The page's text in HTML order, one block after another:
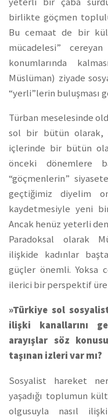
birlikte göçmen
Bu cemaat de bir kül
mücadelesi”
konumlarında
Müslüman) ziyade
“yerli”lerin buluşması
Türban meselesinde
sol bir bütün olarak,
içlerinde bir bütün
önceki dönemlere
“göçmenlerin”
geçtiğimiz diyelim
kaydetmesiyle yeni
Ancak henüz yeterli
Paradoksal olarak
ilişkide kadınlar
güçler önemli. Yoksa
ilerici bir perspektif
»Türkiye sol
ilişki kanallarını
arayışlar söz
taşınan izleri var mı?
Sosyalist hareket
yaşadığı toplumun
olgusuyla nasıl